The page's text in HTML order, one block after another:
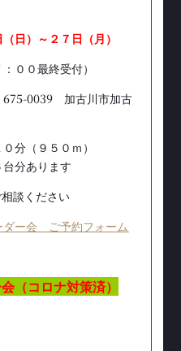
日）～２７日（月）
００最終受付）
0039 加古川市加古
分（９５０ｍ）
分あります
談ください
ー会 ご予約フォーム
（コロナ対策済）